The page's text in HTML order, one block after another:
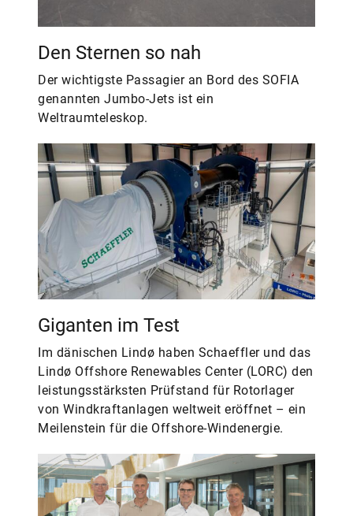
Den Sternen so nah
Der wichtigste Passagier an Bord des SOFIA
genannten Jumbo-Jets ist ein
Weltraumteleskop.
Giganten im Test
Im dänischen Lindø haben Schaeffler und das
Lindø Offshore Renewables Center (LORC) den
leistungsstärksten Prüfstand für Rotorlager
von Windkraftanlagen weltweit eröffnet – ein
Meilenstein für die Offshore-Windenergie.